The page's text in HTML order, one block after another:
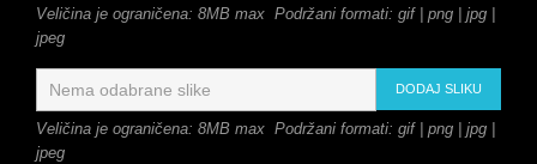
Veličina je ograničena: 8MB max Podržani formati: gif | png | jpg |
jpeg
DODAJ SLIKU
Veličina je ograničena: 8MB max Podržani formati: gif | png | jpg |
jpeg